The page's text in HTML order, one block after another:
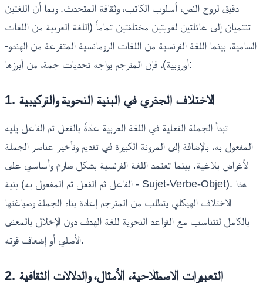
دقيق لروح النص، أسلوب الكاتب، وثقافة المتحدث. وبما أن اللغتين
تنتميان إلى عائلتين لغويتين مختلفتين تماماً (اللغة العربية من اللغات
السامية، بينما اللغة الفرنسية من اللغات الرومانسية المتفرعة من الهندو-
أوروبية)، فإن المترجم يواجه تحديات جمة، من أبرزها:
1. الاختلاف الجذري في البنية النحوية والتركيبية
تبدأ الجملة الفعلية في اللغة العربية عادةً بالفعل ثم الفاعل يليه
المفعول به، بالإضافة إلى المرونة الكبيرة في تقديم وتأخير عناصر الجملة
لأغراض بلاغية. بينما تعتمد اللغة الفرنسية بشكل صارم وأساسي على
بنية (الفاعل ثم الفعل ثم المفعول به - Sujet-Verbe-Objet). هذا
الاختلاف الهيكلي يتطلب من المترجم إعادة بناء الجملة وصياغتها
بالكامل لتتناسب مع القواعد النحوية للغة الهدف دون الإخلال بالمعنى
الأصلي أو إضعاف قوته.
2. التعبيرات الاصطلاحية، الأمثال، والدلالات الثقافية